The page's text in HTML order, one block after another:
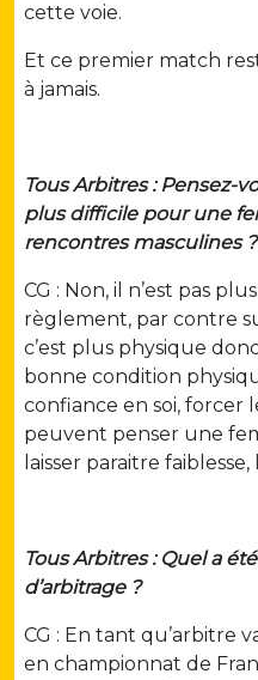
cette voie.
Et ce premier match
à jamais.
Tous Arbitres : Pensez-
plus difficile pour une
rencontres masculines ?
CG : Non, il n’est pas
règlement, par contre
c’est plus physique
bonne condition
confiance en soi, forcer
peuvent penser une
laisser paraitre
Tous Arbitres : Quel a
d’arbitrage ?
CG : En tant qu’arbitre
en championnat de